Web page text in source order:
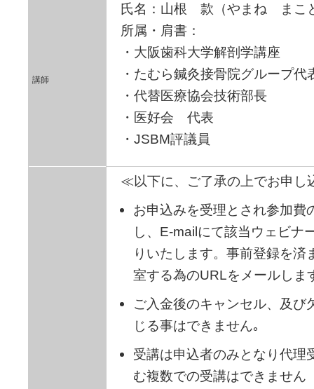
講師
氏名：山根 款（やまね まこ
所属・肩書：
・大阪歯科大学解剖学講座
・たむら鍼灸接骨院グループ代
・代替医療協会技術部長
・医好会 代表
・JSBM評議員
≪以下に、ご了承の上でお申し
お申込みを受理とされ参加費
し、E-mailにて該当ウェビナ
りいたします。事前登録を済
室する為のURLをメールしま
ご入金後のキャンセル、及び
じる事はできません｡
受講は申込者のみとなり代理
む複数での受講はできません